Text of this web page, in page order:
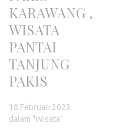
KARAWANG ,
WISATA
PANTAI
TANJUNG
PAKIS
18 Februari 2023
dalam "Wisata"